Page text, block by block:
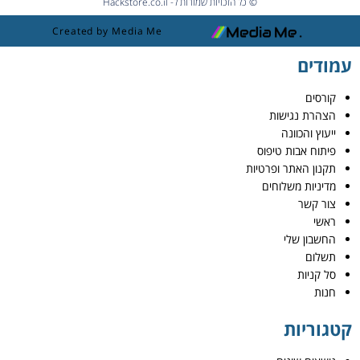
Created by Media Me
עמודים
קורסים
הצהרת נגישות
ייעוץ והכוונה
פיתוח אבות טיפוס
תקנון האתר ופרטיות
מדיניות משלוחים
צור קשר
ראשי
החשבון שלי
תשלום
סל קניות
חנות
קטגוריות